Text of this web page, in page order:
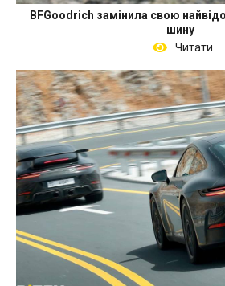
BFGoodrich замінила свою
шину
Читати